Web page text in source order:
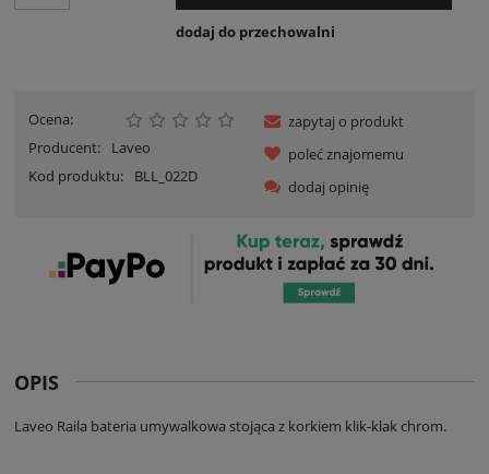
dodaj do przechowalni
Ocena:
Producent:
Laveo
Kod produktu:
BLL_022D
zapytaj o produkt
poleć znajomemu
dodaj opinię
OPIS
Laveo Raila bateria umywalkowa stojąca z korkiem klik-klak chrom.